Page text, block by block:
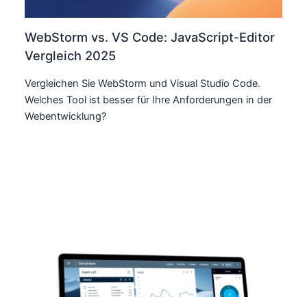
WebStorm vs. VS Code: JavaScript-Editor
Vergleich 2025
Vergleichen Sie WebStorm und Visual Studio Code.
Welches Tool ist besser für Ihre Anforderungen in der
Webentwicklung?